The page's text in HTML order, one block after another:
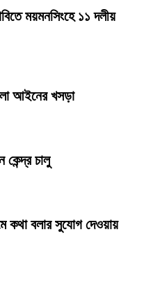
ময়মনসিংহে ১১ দলীয়
আইনের খসড়া
কেন্দ্র চালু
কথা বলার সুযোগ দেওয়ায়